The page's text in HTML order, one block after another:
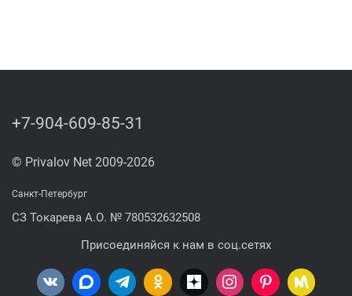
+7-904-609-85-31
© Privalov Net 2009-2026
Санкт-Петербург
СЗ Токарева А.О. № 780532632508
Присоединяйся к нам в соц.сетях